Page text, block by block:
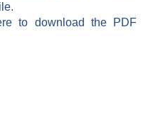
to download the PDF